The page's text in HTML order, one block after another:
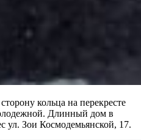
кольца на перекресте
Длинный дом в
ул. Зои Космодемьянской, 17.